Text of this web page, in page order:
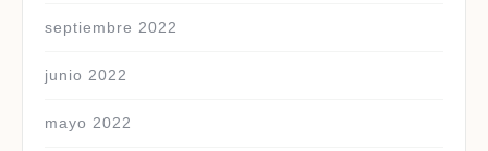
septiembre 2022
junio 2022
mayo 2022